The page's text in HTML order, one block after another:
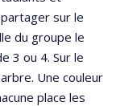
sur le
du groupe le
3 ou 4. Sur le
Une couleur
place les